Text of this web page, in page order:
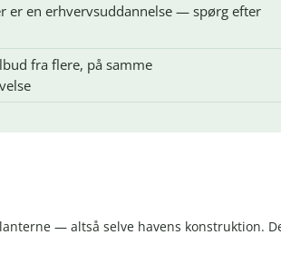
er en erhvervsuddannelse — spørg efter
fra flere, på samme
— altså selve havens konstruktion.